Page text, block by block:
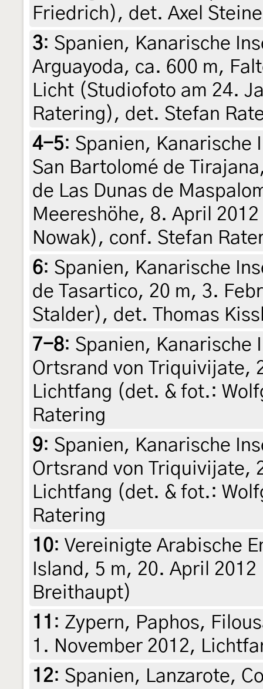
Friedrich), det. Axel
3: Spanien, Kanarische
Arguayoda, ca. 600 m,
Licht (Studiofoto am 24.
Ratering), det. Stefan
4-5: Spanien, Kanarische
San Bartolomé de
de Las Dunas de
Meereshöhe, 8. April
Nowak), conf. Stefan
6: Spanien, Kanarische
de Tasartico, 20 m, 3.
Stalder), det. Thomas
7-8: Spanien, Kanarische
Ortsrand von Triquivijate,
Lichtfang (det. & fot.:
Ratering
9: Spanien, Kanarische
Ortsrand von Triquivijate,
Lichtfang (det. & fot.:
Ratering
10: Vereinigte Arabische
Island, 5 m, 20. April
Breithaupt)
11 : Zypern, Paphos,
1. November 2012,
12: Spanien, Lanzarote,